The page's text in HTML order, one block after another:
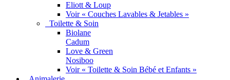
Eliott & Loup
Voir « Couches Lavables & Jetables »
Toilette & Soin
Biolane
Cadum
Love & Green
Nosiboo
Voir « Toilette & Soin Bébé et Enfants »